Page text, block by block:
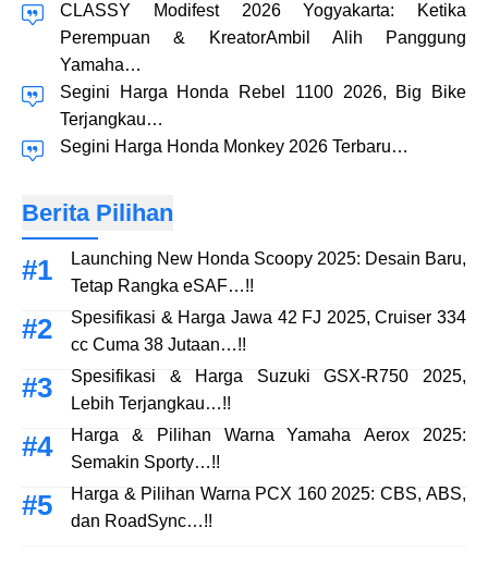
CLASSY Modifest 2026 Yogyakarta: Ketika
Perempuan & KreatorAmbil Alih Panggung
Yamaha…
Segini Harga Honda Rebel 1100 2026, Big Bike
Terjangkau…
Segini Harga Honda Monkey 2026 Terbaru…
Berita Pilihan
Launching New Honda Scoopy 2025: Desain Baru,
Tetap Rangka eSAF…!!
Spesifikasi & Harga Jawa 42 FJ 2025, Cruiser 334
cc Cuma 38 Jutaan…!!
Spesifikasi & Harga Suzuki GSX-R750 2025,
Lebih Terjangkau…!!
Harga & Pilihan Warna Yamaha Aerox 2025:
Semakin Sporty…!!
Harga & Pilihan Warna PCX 160 2025: CBS, ABS,
dan RoadSync…!!